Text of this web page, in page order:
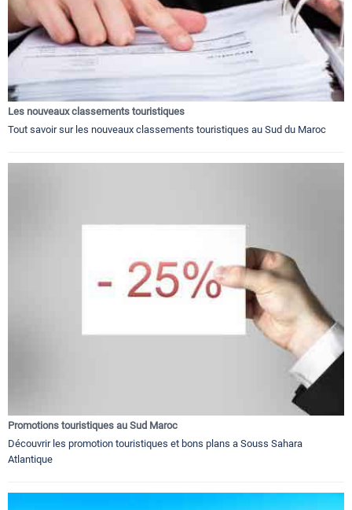
Les nouveaux classements touristiques
Tout savoir sur les nouveaux classements touristiques au Sud du Maroc
Promotions touristiques au Sud Maroc
Découvrir les promotion touristiques et bons plans a Souss Sahara
Atlantique